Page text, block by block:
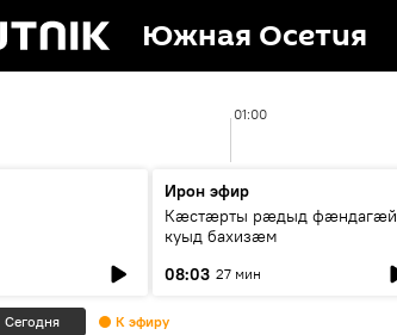
Южная Осетия
01:00
Ирон эфир
Кæстæрты рæдыд фæндагæй
куыд бахизæм
08:03 27 мин
Сегодня К эфиру